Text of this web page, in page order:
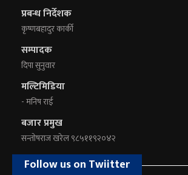
प्रबन्ध निर्देशक
कृष्णबहादुर कार्की
सम्पादक
दिपा सुनुवार
मल्टिमिडिया
- मनिष राई
बजार प्रमुख
सन्तोषराज खरेल ९८५११९२०४२
Follow us on Twiitter